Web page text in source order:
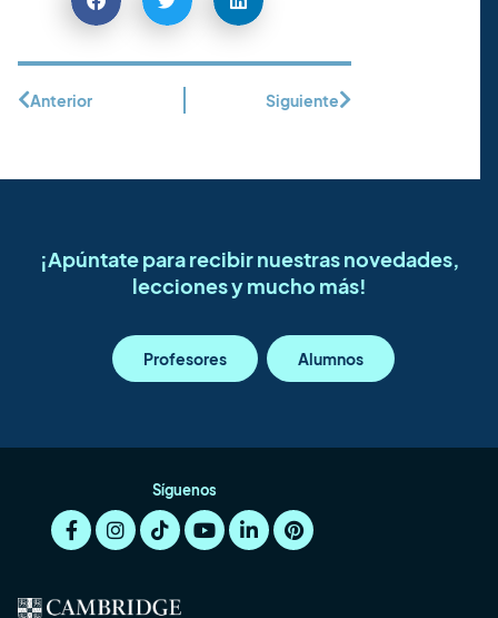
Anterior Siguiente
¡Apúntate para recibir nuestras novedades,
lecciones y mucho más!
Profesores Alumnos
Síguenos